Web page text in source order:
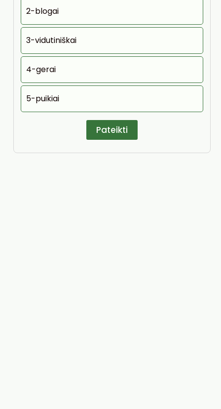
2-blogai
3-vidutiniškai
4-gerai
5-puikiai